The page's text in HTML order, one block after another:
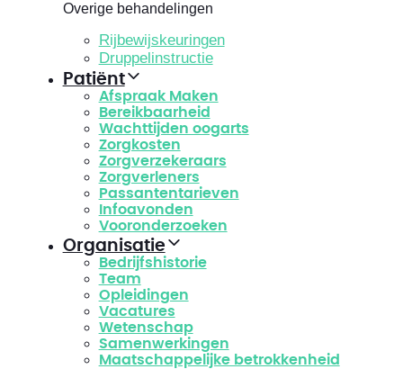
Overige behandelingen
Rijbewijskeuringen
Druppelinstructie
Patiënt
Afspraak Maken
Bereikbaarheid
Wachttijden oogarts
Zorgkosten
Zorgverzekeraars
Zorgverleners
Passantentarieven
Infoavonden
Vooronderzoeken
Organisatie
Bedrijfshistorie
Team
Opleidingen
Vacatures
Wetenschap
Samenwerkingen
Maatschappelijke betrokkenheid